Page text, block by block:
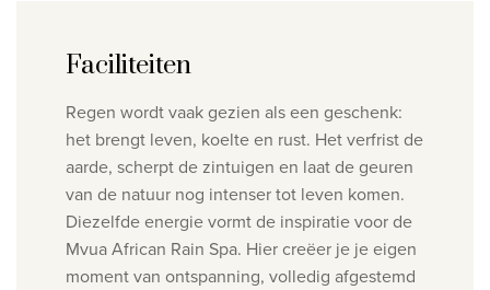
Faciliteiten
Regen wordt vaak gezien als een geschenk:
het brengt leven, koelte en rust. Het verfrist de
aarde, scherpt de zintuigen en laat de geuren
van de natuur nog intenser tot leven komen.
Diezelfde energie vormt de inspiratie voor de
Mvua African Rain Spa. Hier creëer je je eigen
moment van ontspanning, volledig afgestemd